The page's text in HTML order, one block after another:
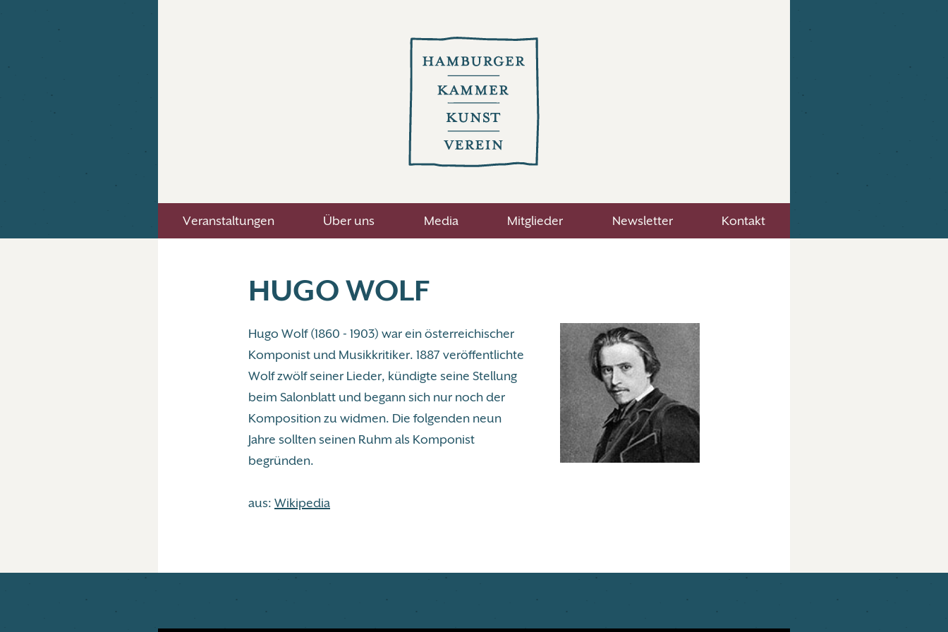
Veranstaltungen Über uns Media Mitglieder Newsletter Kontakt
HUGO WOLF
Hugo Wolf (1860 - 1903) war ein österreichischer
Komponist und Musikkritiker. 1887 veröffentlichte
Wolf zwölf seiner Lieder, kündigte seine Stellung
beim Salonblatt und begann sich nur noch der
Komposition zu widmen. Die folgenden neun
Jahre sollten seinen Ruhm als Komponist
begründen.
aus: Wikipedia